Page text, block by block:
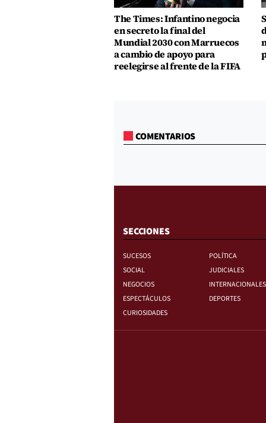
The Times: Infantino negocia
en secreto la final del
Mundial 2030 con Marruecos
a cambio de apoyo para
reelegirse al frente de la FIFA
COMENTARIOS
SECCIONES
SUCESOS
POLÍTICA
SOCIAL
JUDICIALES
NEGOCIOS
INTERNACIONALES
ESPECTÁCULOS
DEPORTES
CURIOSIDADES